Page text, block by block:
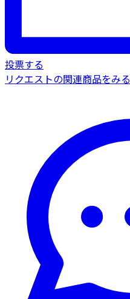
投票する
リクエストの関連商品をみる